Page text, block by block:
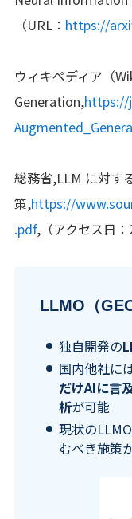
（URL： https://
ウィキペディア（
Generation,https://
総務省,LLM に対す
策,https://
.pdf,（アクセス日：
LLMO（
独自開発の
国内他社に
だけAIに言
析が可能
現状の
むべき施策